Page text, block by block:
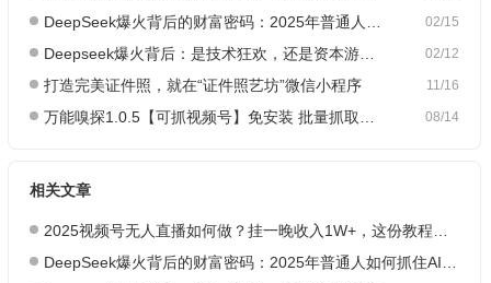
02/15
DeepSeek爆火背后的财富密码：2025年普通人如何抓住AI创业风口？
02/12
Deepseek爆火背后：是技术狂欢，还是资本游戏？
11/16
打造完美证件照，就在“证件照艺坊”微信小程序
08/14
万能嗅探1.0.5【可抓视频号】免安装 批量抓取媒体文件
相关文章
2025视频号无人直播如何做？挂一晚收入1W+，这份教程，小白可做~
DeepSeek爆火背后的财富密码：2025年普通人如何抓住AI创业风口？